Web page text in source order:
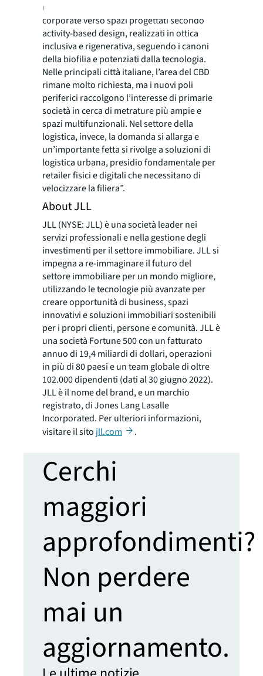
una crescente preferenza da parte delle
corporate verso spazi progettati secondo
activity-based design, realizzati in ottica
inclusiva e rigenerativa, seguendo i canoni
della biofilia e potenziati dalla tecnologia.
Nelle principali città italiane, l’area del CBD
rimane molto richiesta, ma i nuovi poli
periferici raccolgono l’interesse di primarie
società in cerca di metrature più ampie e
spazi multifunzionali. Nel settore della
logistica, invece, la domanda si allarga e
un’importante fetta si rivolge a soluzioni di
logistica urbana, presidio fondamentale per
retailer fisici e digitali che necessitano di
velocizzare la filiera”.
About JLL
JLL (NYSE: JLL) è una società leader nei
servizi professionali e nella gestione degli
investimenti per il settore immobiliare. JLL si
impegna a re-immaginare il futuro del
settore immobiliare per un mondo migliore,
utilizzando le tecnologie più avanzate per
creare opportunità di business, spazi
innovativi e soluzioni immobiliari sostenibili
per i propri clienti, persone e comunità. JLL è
una società Fortune 500 con un fatturato
annuo di 19,4 miliardi di dollari, operazioni
in più di 80 paesi e un team globale di oltre
102.000 dipendenti (dati al 30 giugno 2022).
JLL è il nome del brand, e un marchio
registrato, di Jones Lang Lasalle
Incorporated. Per ulteriori informazioni,
visitare il sito jll.com .
Cerchi
maggiori
approfondimenti?
Non perdere
mai un
aggiornamento.